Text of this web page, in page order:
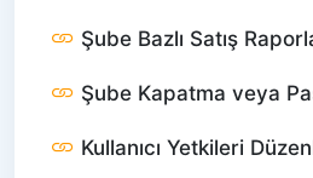
Şube Bazlı Satış
Şube Kapatma veya
Kullanıcı Yetkileri